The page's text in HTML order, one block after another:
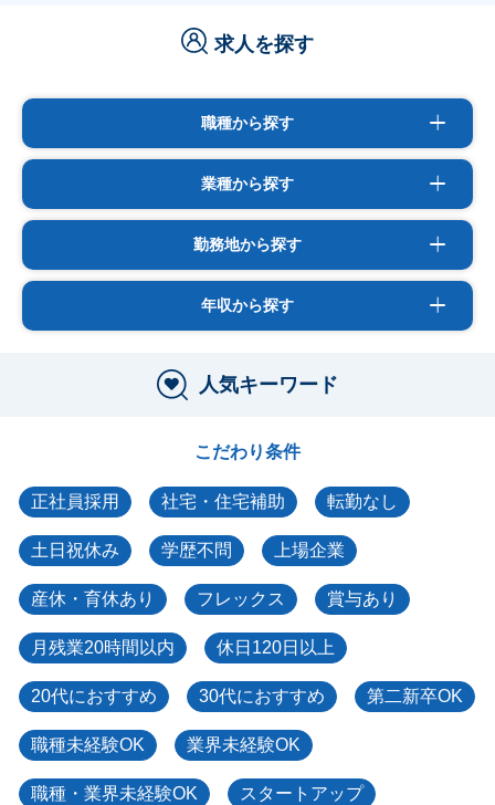
求人を探す
職種から探す
業種から探す
勤務地から探す
年収から探す
人気キーワード
こだわり条件
正社員採用 社宅・住宅補助 転勤なし
土日祝休み 学歴不問 上場企業
産休・育休あり フレックス 賞与あり
月残業20時間以内 休日120日以上
20代におすすめ 30代におすすめ 第二新卒OK
職種未経験OK 業界未経験OK
職種・業界未経験OK スタートアップ